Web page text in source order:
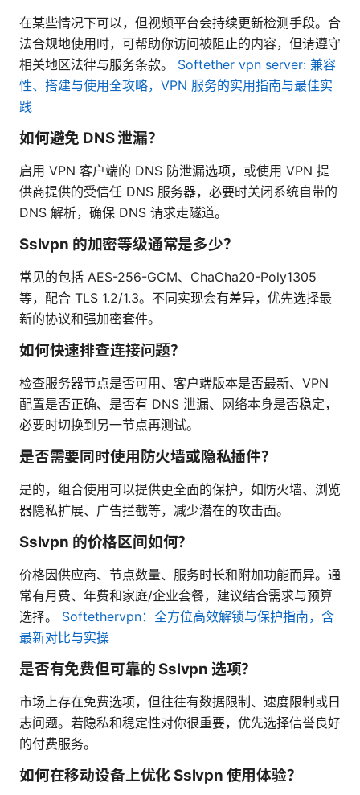
在某些情况下可以，但视频平台会持续更新检测手段。合
法合规地使用时，可帮助你访问被阻止的内容，但请遵守
相关地区法律与服务条款。 Softether vpn server: 兼容
性、搭建与使用全攻略，VPN 服务的实用指南与最佳实
践
如何避免 DNS 泄漏？
启用 VPN 客户端的 DNS 防泄漏选项，或使用 VPN 提
供商提供的受信任 DNS 服务器，必要时关闭系统自带的
DNS 解析，确保 DNS 请求走隧道。
Sslvpn 的加密等级通常是多少？
常见的包括 AES-256-GCM、ChaCha20-Poly1305
等，配合 TLS 1.2/1.3。不同实现会有差异，优先选择最
新的协议和强加密套件。
如何快速排查连接问题？
检查服务器节点是否可用、客户端版本是否最新、VPN
配置是否正确、是否有 DNS 泄漏、网络本身是否稳定，
必要时切换到另一节点再测试。
是否需要同时使用防火墙或隐私插件？
是的，组合使用可以提供更全面的保护，如防火墙、浏览
器隐私扩展、广告拦截等，减少潜在的攻击面。
Sslvpn 的价格区间如何？
价格因供应商、节点数量、服务时长和附加功能而异。通
常有月费、年费和家庭/企业套餐，建议结合需求与预算
选择。 Softethervpn：全方位高效解锁与保护指南，含
最新对比与实操
是否有免费但可靠的 Sslvpn 选项？
市场上存在免费选项，但往往有数据限制、速度限制或日
志问题。若隐私和稳定性对你很重要，优先选择信誉良好
的付费服务。
如何在移动设备上优化 Sslvpn 使用体验？